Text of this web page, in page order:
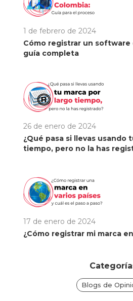
1 de febrero de 2024
Cómo registrar un software
guía completa
26 de enero de 2024
¿Qué pasa si llevas usando
tiempo, pero no la has
17 de enero de 2024
¿Cómo registrar mi marca
Blogs de